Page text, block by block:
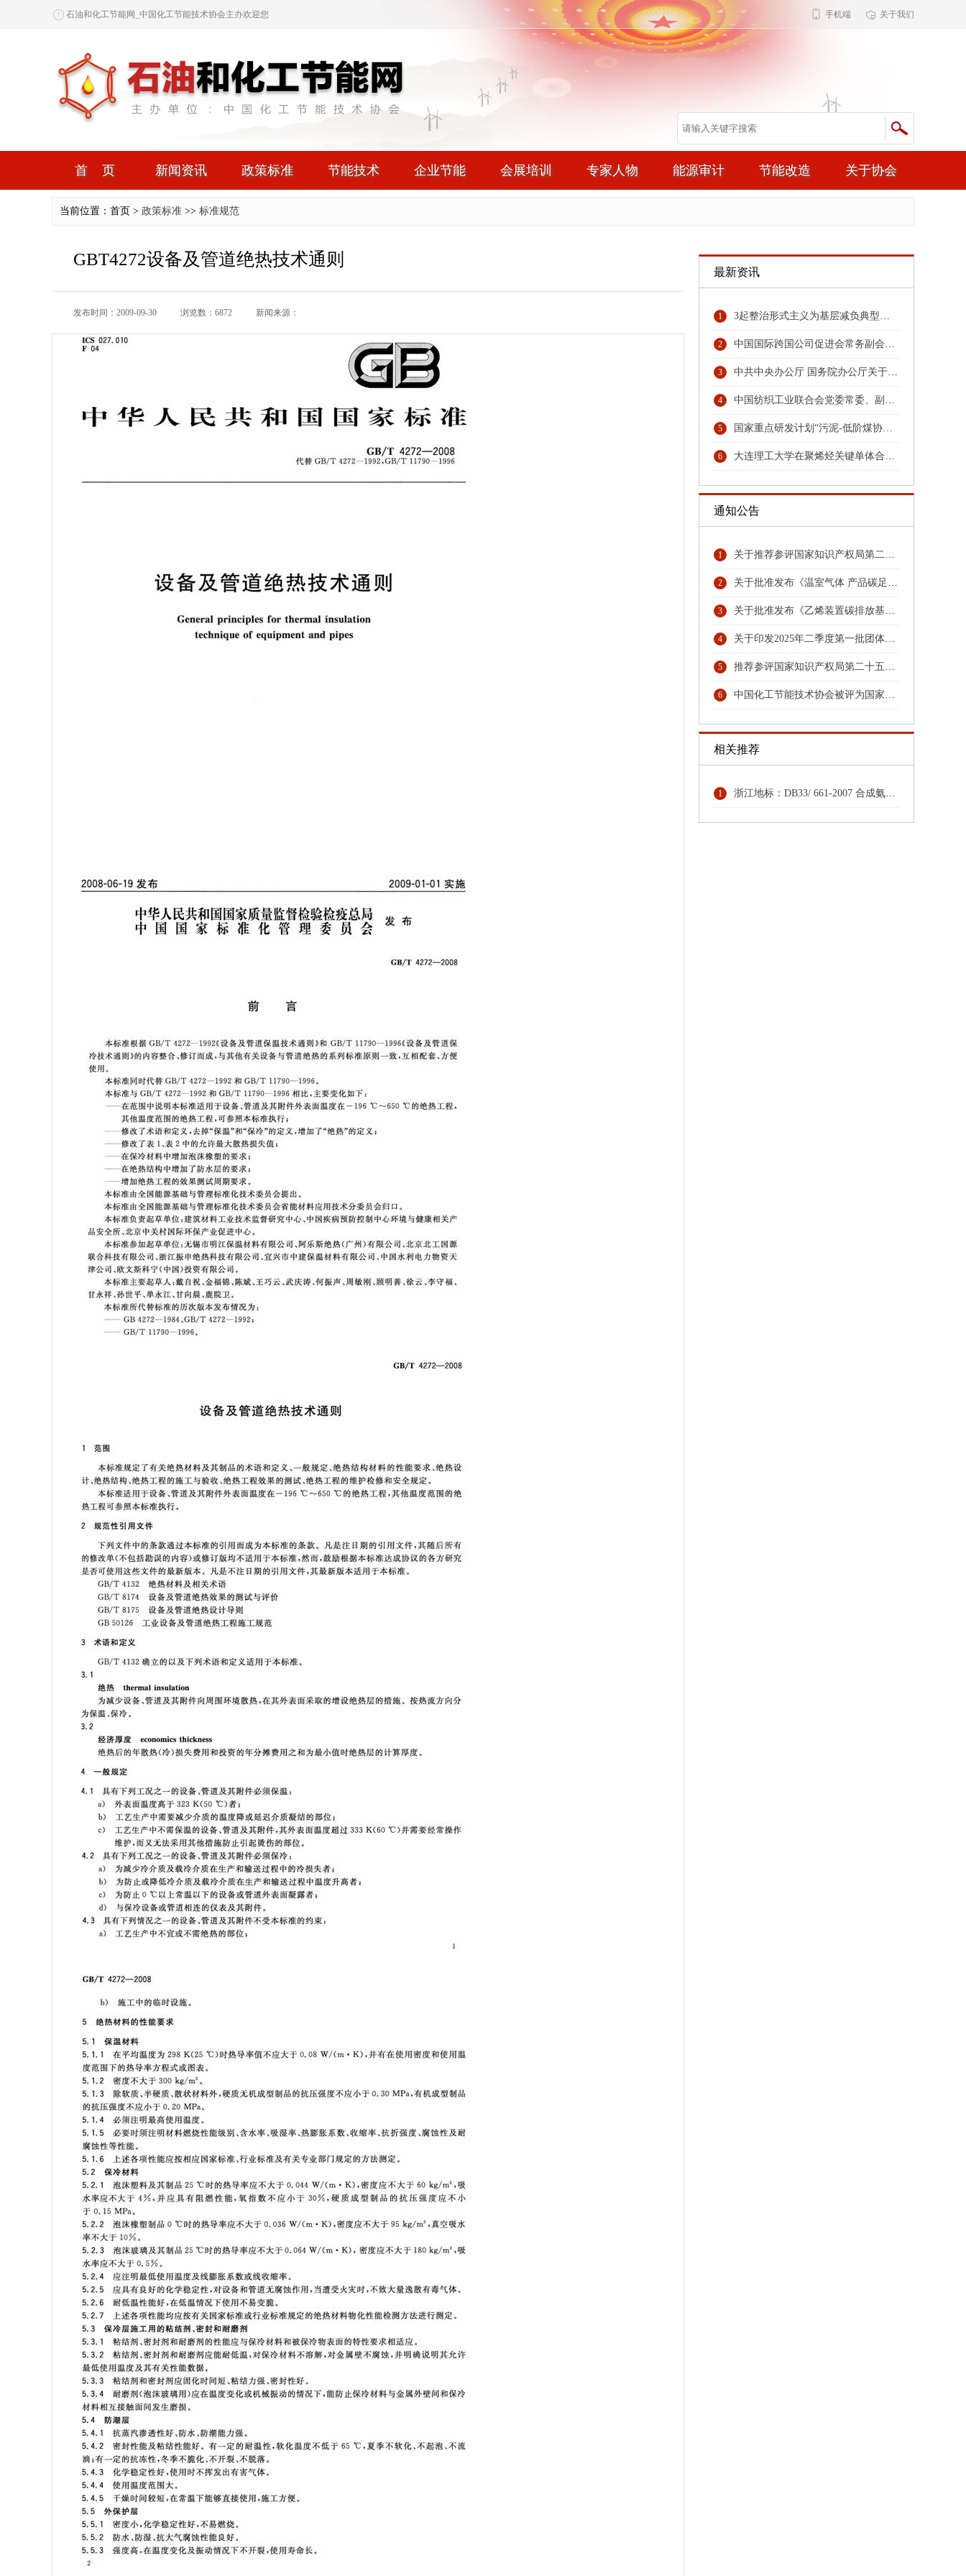
石油和化工节能网_中国化工节能技术协会主办欢迎您 手机端 关于我们
首页 新闻资讯 政策标准 节能技术 企业节能 会展培训 专家人物 能源审计 节能改造 关于协会
当前位置：首页 > 政策标准 >> 标准规范
GBT4272设备及管道绝热技术通则
发布时间：2009-09-30 浏览数：6872 新闻来源：
最新资讯
1 3起整治形式主义为基层减负典型问题，公开通报！
2 中国国际跨国公司促进会常务副会长张笑宇接受纪律审查和监察调查
3 中共中央办公厅 国务院办公厅关于更高水平更高质量做好节能降碳工作的意见
4 中国纺织工业联合会党委常委、副会长端小平接受纪律审查和监察调查
5 国家重点研发计划“污泥-低阶煤协同热解与秸秆水解耦合技术及装备”项目召开汇报与交流会
6 大连理工大学在聚烯烃关键单体合成领域取得重大技术突破
通知公告
1 关于推荐参评国家知识产权局第二十六届中国专利奖专利名单首批公示名单
2 关于批准发布《温室气体 产品碳足迹量化方法与要求 硝酸》团体标准的公告
3 关于批准发布《乙烯装置碳排放基准》《环氧乙烷乙二醇装置碳排放基准》团体标准的公告
4 关于印发2025年二季度第一批团体标准项目计划的通知
5 推荐参评国家知识产权局第二十五届中国专利奖专利名单的公示
6 中国化工节能技术协会被评为国家4A级社会组织
相关推荐
1 浙江地标：DB33/ 661-2007 合成氨（大型）单位综合能耗限额及计算方法